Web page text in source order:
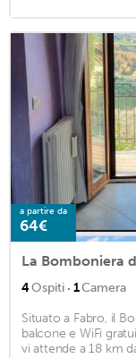
a partire da
64€
La Bomboniera
4Ospiti · 1Camera
Situato a Fabro, il
balcone e WiFi
vi attende a 18 km